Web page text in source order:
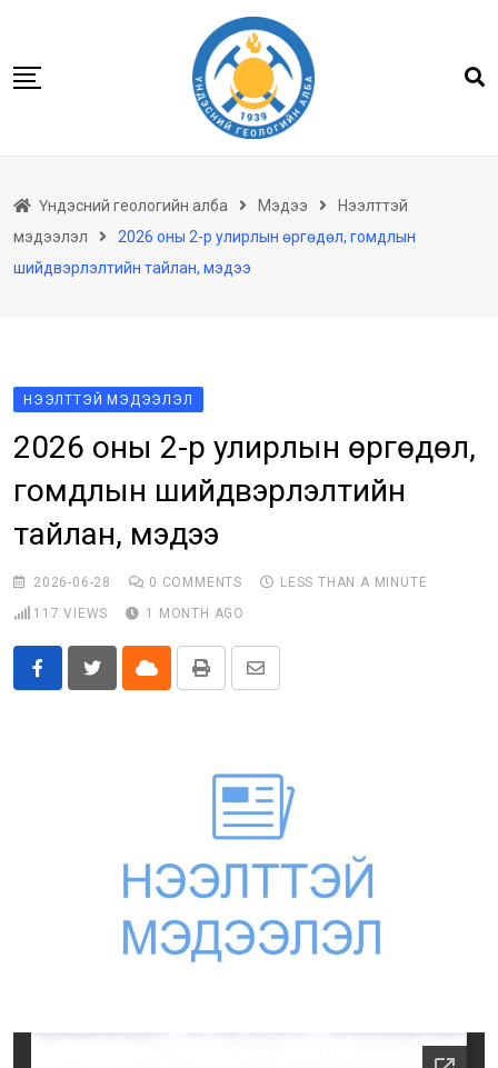
content
Бидний тухай
Үйлчилгээ
Ил тод байдал
Танин мэдэхүй
Бусад
Үндэсний геологийн алба Мэдээ
Нээлттэй
мэдээлэл
2026 оны 2-р улирлын өргөдөл, гомдлын
шийдвэрлэлтийн тайлан, мэдээ
НЭЭЛТТЭЙ МЭДЭЭЛЭЛ
2026 оны 2-р улирлын өргөдөл,
гомдлын шийдвэрлэлтийн
тайлан, мэдээ
2026-06-28 0 COMMENTS
LESS THAN A MINUTE
117 VIEWS 1 MONTH AGO
Cloud Print
Share